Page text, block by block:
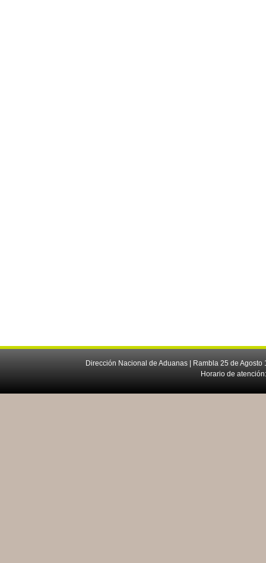
Dirección Nacional de Aduanas | Rambla 25 de
Horario de